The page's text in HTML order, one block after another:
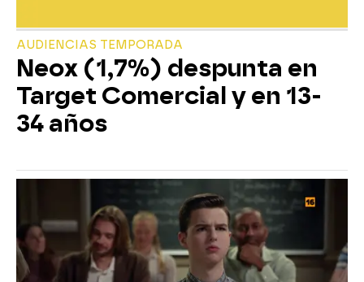
AUDIENCIAS TEMPORADA
Neox (1,7%) despunta en
Target Comercial y en 13-
34 años